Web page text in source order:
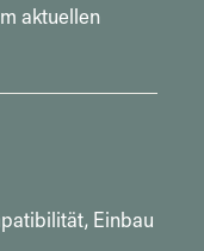
aktuellen
Einbau